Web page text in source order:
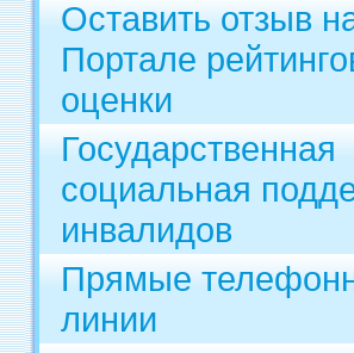
Оставить отзыв
Портале
оценки
Государственная
социальная
инвалидов
Прямые
линии